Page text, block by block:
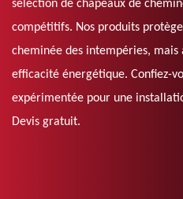
sélection de chapeaux de
compétitifs. Nos produits
cheminée des intempéries,
efficacité énergétique. Confiez-
expérimentée pour une
Devis gratuit.